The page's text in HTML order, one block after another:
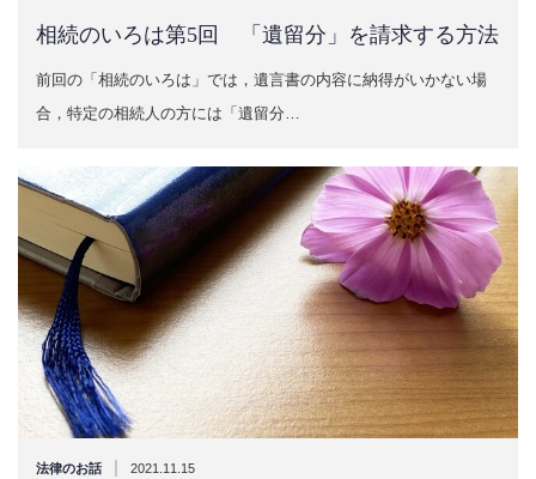
相続のいろは第5回 「遺留分」を請求する方法
前回の「相続のいろは」では，遺言書の内容に納得がいかない場
合，特定の相続人の方には「遺留分…
法律のお話 | 2021.11.15